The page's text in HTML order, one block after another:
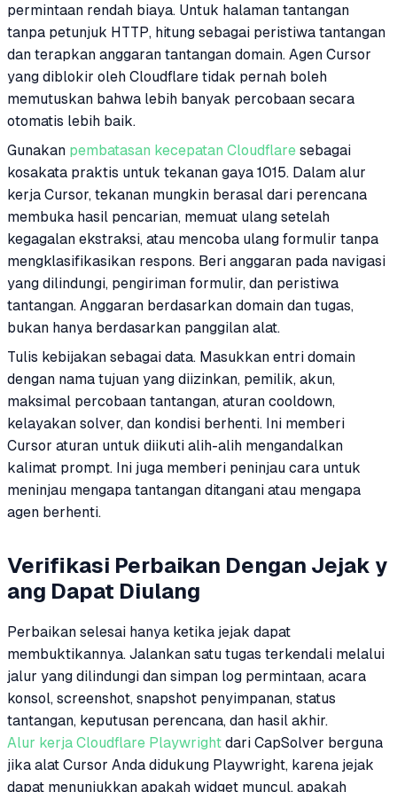
permintaan rendah biaya. Untuk halaman tantangan
tanpa petunjuk HTTP, hitung sebagai peristiwa tantangan
dan terapkan anggaran tantangan domain. Agen Cursor
yang diblokir oleh Cloudflare tidak pernah boleh
memutuskan bahwa lebih banyak percobaan secara
otomatis lebih baik.
Gunakan pembatasan kecepatan Cloudflare sebagai
kosakata praktis untuk tekanan gaya 1015. Dalam alur
kerja Cursor, tekanan mungkin berasal dari perencana
membuka hasil pencarian, memuat ulang setelah
kegagalan ekstraksi, atau mencoba ulang formulir tanpa
mengklasifikasikan respons. Beri anggaran pada navigasi
yang dilindungi, pengiriman formulir, dan peristiwa
tantangan. Anggaran berdasarkan domain dan tugas,
bukan hanya berdasarkan panggilan alat.
Tulis kebijakan sebagai data. Masukkan entri domain
dengan nama tujuan yang diizinkan, pemilik, akun,
maksimal percobaan tantangan, aturan cooldown,
kelayakan solver, dan kondisi berhenti. Ini memberi
Cursor aturan untuk diikuti alih-alih mengandalkan
kalimat prompt. Ini juga memberi peninjau cara untuk
meninjau mengapa tantangan ditangani atau mengapa
agen berhenti.
Verifikasi Perbaikan Dengan Jejak y
ang Dapat Diulang
Perbaikan selesai hanya ketika jejak dapat
membuktikannya. Jalankan satu tugas terkendali melalui
jalur yang dilindungi dan simpan log permintaan, acara
konsol, screenshot, snapshot penyimpanan, status
tantangan, keputusan perencana, dan hasil akhir.
Alur kerja Cloudflare Playwright dari CapSolver berguna
jika alat Cursor Anda didukung Playwright, karena jejak
dapat menunjukkan apakah widget muncul, apakah